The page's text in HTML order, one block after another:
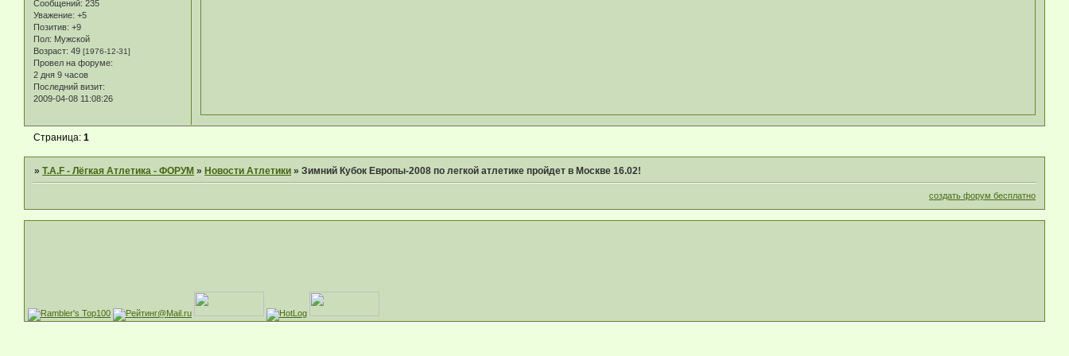
Сообщений: 235
Уважение: +5
Позитив: +9
Пол: Мужской
Возраст: 49 [1976-12-31]
Провел на форуме:
2 дня 9 часов
Последний визит:
2009-04-08 11:08:26
Страница:1
»T.A.F - Лёгкая Атлетика - ФОРУМ »Новости Атлетики »Зимний Кубок Европы-2008 по легкой атлетике пройдет в Москве 16.02!
создать форум бесплатно